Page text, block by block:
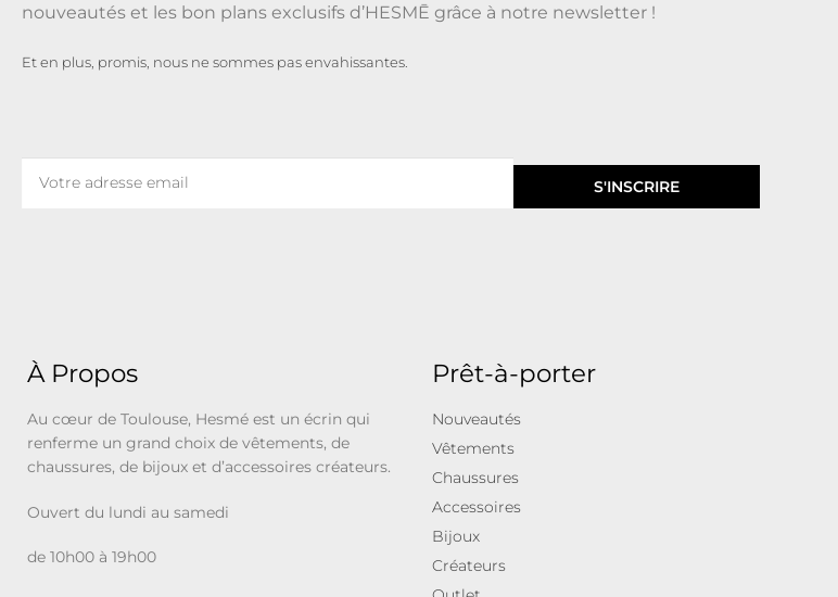
nouveautés et les bon plans exclusifs d’HESMĒ grâce à notre newsletter !
Et en plus, promis, nous ne sommes pas envahissantes.
S'INSCRIRE
À Propos
Au cœur de Toulouse, Hesmé est un écrin qui
renferme un grand choix de vêtements, de
chaussures, de bijoux et d’accessoires créateurs.
Ouvert du lundi au samedi
de 10h00 à 19h00
Prêt-à-porter
Nouveautés
Vêtements
Chaussures
Accessoires
Bijoux
Créateurs